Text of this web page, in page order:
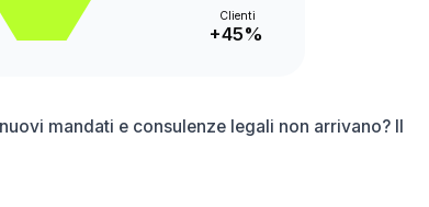
Clienti
+45%
mandati e consulenze legali non arrivano? Il